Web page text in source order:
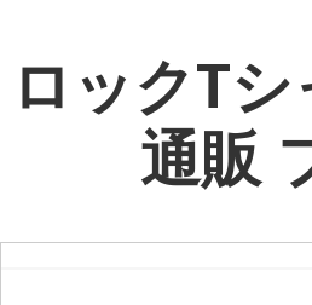
ロックT
通販